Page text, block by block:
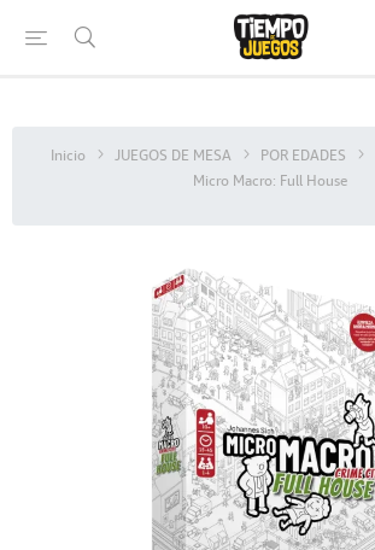
Inicio JUEGOS DE MESA POR EDADES
Micro Macro: Full House